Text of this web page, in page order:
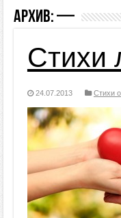
Архив:—
Стихи
24.07.2013 Стихи